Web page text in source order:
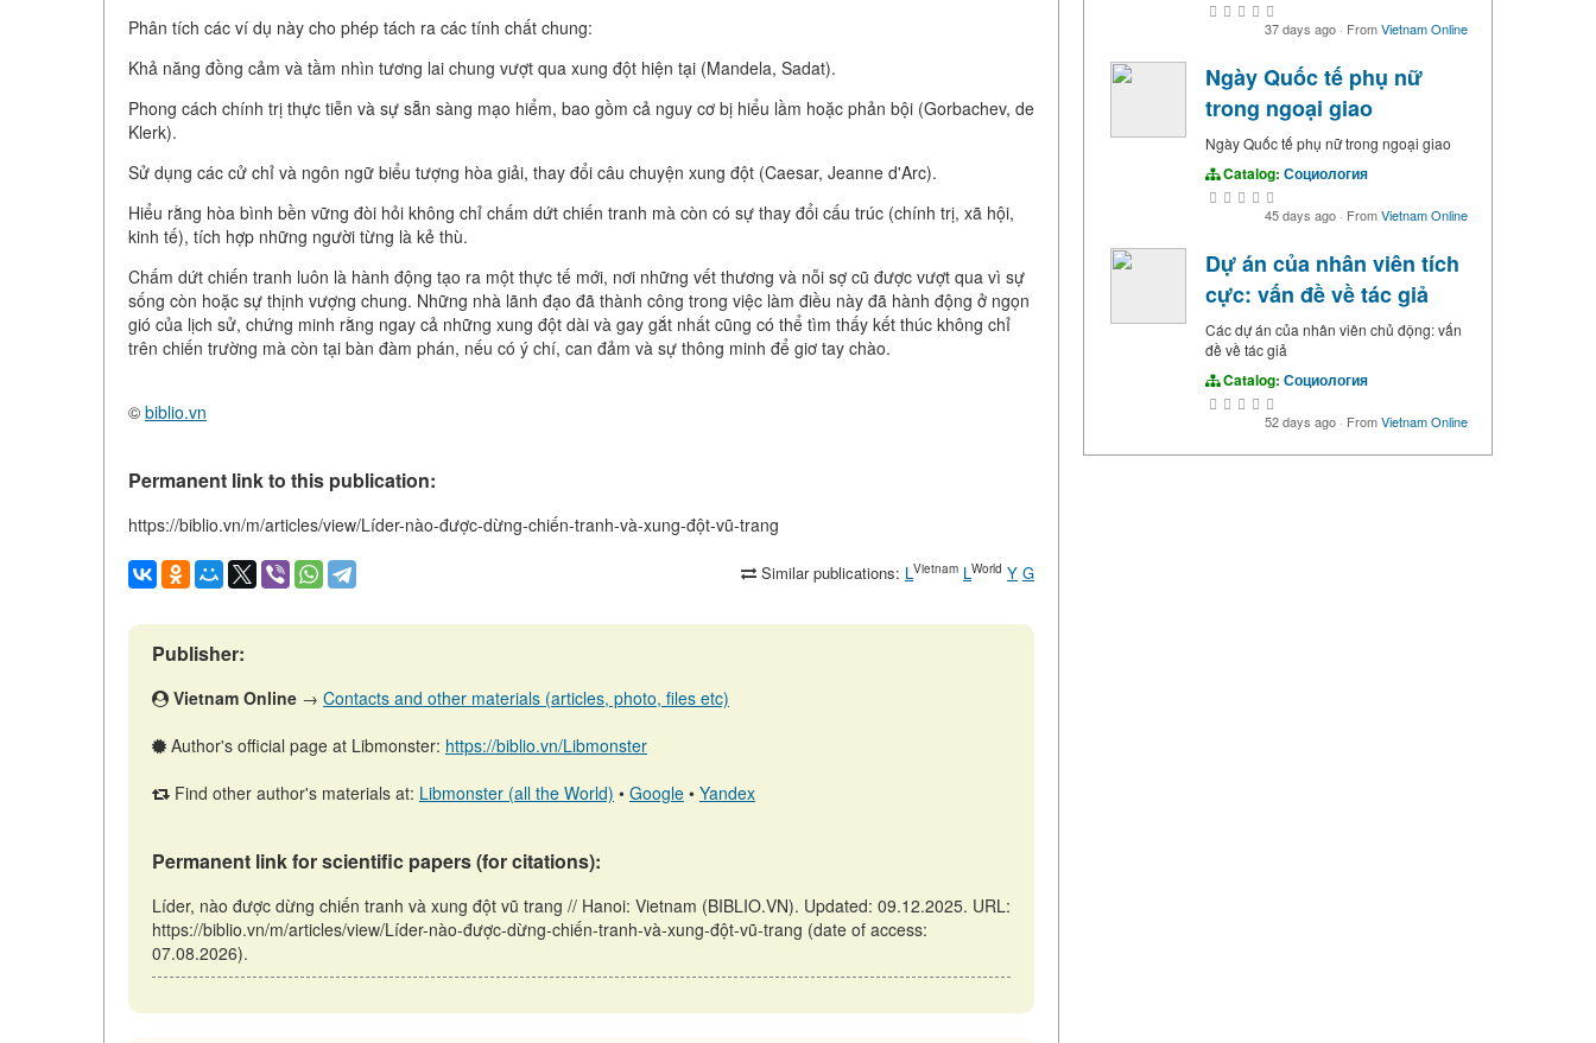
Phân tích các ví dụ này cho phép tách ra các tính chất chung:
Khả năng đồng cảm và tầm nhìn tương lai chung vượt qua xung đột hiện tại (Mandela, Sadat).
Phong cách chính trị thực tiễn và sự sẵn sàng mạo hiểm, bao gồm cả nguy cơ bị hiểu lầm hoặc phản bội (Gorbachev, de
Klerk).
Sử dụng các cử chỉ và ngôn ngữ biểu tượng hòa giải, thay đổi câu chuyện xung đột (Caesar, Jeanne d'Arc).
Hiểu rằng hòa bình bền vững đòi hỏi không chỉ chấm dứt chiến tranh mà còn có sự thay đổi cấu trúc (chính trị, xã hội,
kinh tế), tích hợp những người từng là kẻ thù.
Chấm dứt chiến tranh luôn là hành động tạo ra một thực tế mới, nơi những vết thương và nỗi sợ cũ được vượt qua vì sự
sống còn hoặc sự thịnh vượng chung. Những nhà lãnh đạo đã thành công trong việc làm điều này đã hành động ở ngọn
gió của lịch sử, chứng minh rằng ngay cả những xung đột dài và gay gắt nhất cũng có thể tìm thấy kết thúc không chỉ
trên chiến trường mà còn tại bàn đàm phán, nếu có ý chí, can đảm và sự thông minh để giơ tay chào.
© biblio.vn
Permanent link to this publication:
https://biblio.vn/m/articles/view/Líder-nào-được-dừng-chiến-tranh-và-xung-đột-vũ-trang
Similar publications: LVietnam LWorld Y G
Publisher:
Vietnam Online → Contacts and other materials (articles, photo, files etc)
Author's official page at Libmonster: https://biblio.vn/Libmonster
Find other author's materials at: Libmonster (all the World) • Google • Yandex
Permanent link for scientific papers (for citations):
Líder, nào được dừng chiến tranh và xung đột vũ trang // Hanoi: Vietnam (BIBLIO.VN). Updated: 09.12.2025. URL:
https://biblio.vn/m/articles/view/Líder-nào-được-dừng-chiến-tranh-và-xung-đột-vũ-trang (date of access:
07.08.2026).
37 days ago · FromVietnam Online
Ngày Quốc tế phụ nữ
trong ngoại giao
Ngày Quốc tế phụ nữ trong ngoại giao
Catalog: Социология
45 days ago · FromVietnam Online
Dự án của nhân viên tích
cực: vấn đề về tác giả
Các dự án của nhân viên chủ động: vấn
đề về tác giả
Catalog: Социология
52 days ago · FromVietnam Online